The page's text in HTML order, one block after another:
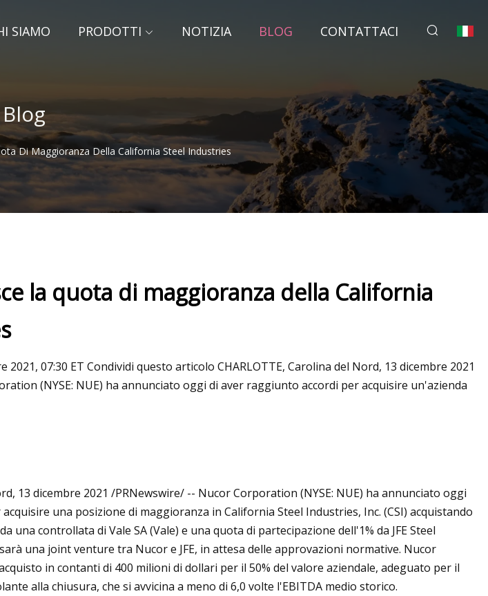
SIAMO PRODOTTI NOTIZIA BLOG CONTATTACI
Blog
Di Maggioranza Della California Steel Industries
Jul 19, 2023
2 imminente IPO delle PMI nell'aprile
la quota di maggioranza della California
07:30 ET Condividi questo articolo CHARLOTTE, Carolina del Nord, 13 dicembre 2021
(NYSE: NUE) ha annunciato oggi di aver raggiunto accordi per acquisire un'azienda
13 dicembre 2021 /PRNewswire/ -- Nucor Corporation (NYSE: NUE) ha annunciato oggi
una posizione di maggioranza in California Steel Industries, Inc. (CSI) acquistando
una controllata di Vale SA (Vale) e una quota di partecipazione dell'1% da JFE Steel
una joint venture tra Nucor e JFE, in attesa delle approvazioni normative. Nucor
in contanti di 400 milioni di dollari per il 50% del valore aziendale, adeguato per il
alla chiusura, che si avvicina a meno di 6,0 volte l'EBITDA medio storico.